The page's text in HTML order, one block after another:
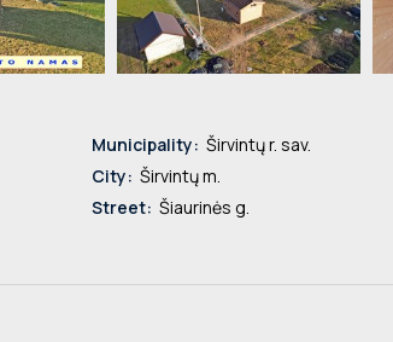
Municipality: Širvintų r. sav.
City: Širvintų m.
Street: Šiaurinės g.